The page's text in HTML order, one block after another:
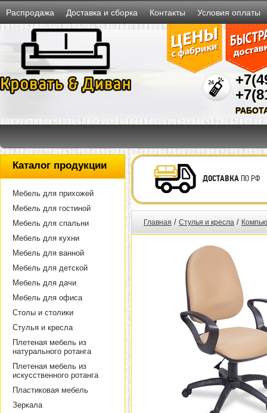
Распродажа Доставка и сборка Контакты Условия оплаты
Каталог продукции
Мебель для прихожей
Мебель для гостиной
Мебель для спальни
Мебель для кухни
Мебель для ванной
Мебель для детской
Мебель для дачи
Мебель для офиса
Столы и столики
Стулья и кресла
Плетеная мебель из
натурального ротанга
Плетеная мебель из
искусственного ротанга
Пластиковая мебель
Зеркала
ДОСТАВКАПО РФ
Главная / Стулья и кресла /